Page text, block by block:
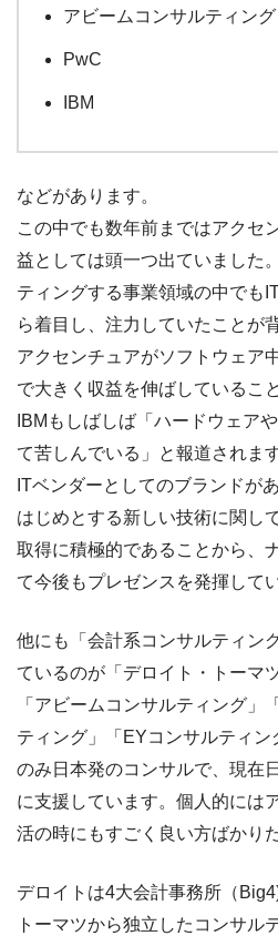
アビームコンサルティング
PwC
IBM
などがあります。
この中でも数年前まではアクセ
益としては頭一つ出ていました
ティングする事業領域の中でも
ら着目し、注力していたことが
アクセンチュアがソフトウェア
で大きく収益を伸ばしているこ
IBMもしばしば「ハードウェア
て苦しんでいる」と報道されま
ITベンダーとしてのブランドが
はじめとする新しい技術に関し
取得に積極的であることから、
て今後もプレゼンスを発揮して
他にも「会計系コンサルティン
ているのが「デロイト・トーマ
「アビームコンサルティング」
ティング」「EYコンサルティン
のみ日本発のコンサルで、現在
に支援しています。個人的には
活の時にもすごく良い方ばかり
デロイトは4大会計事務所（
トーマツから独立したコンサル